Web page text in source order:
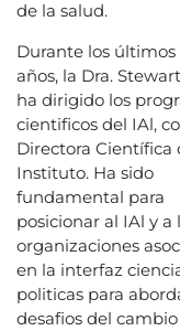
de la salud.
Durante los
años, la Dra.
ha dirigido los
cientificos del IAl,
Directora Científica
Instituto. Ha sido
fundamental para
posicionar al IAl y a
organizaciones
en la interfaz
politicas para
desafios del